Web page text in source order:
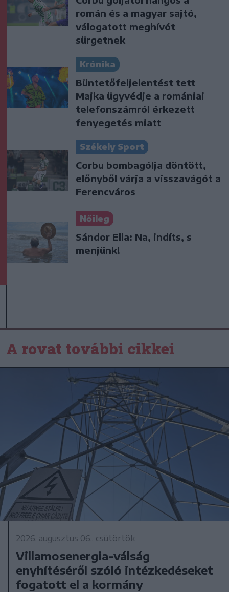
román és a magyar sajtó,
válogatott meghívót
sürgetnek
Krónika
Büntetőfeljelentést tett
Majka ügyvédje a romániai
telefonszámról érkezett
fenyegetés miatt
Székely Sport
Corbu bombagólja döntött,
előnyből várja a visszavágót a
Ferencváros
Nőileg
Sándor Ella: Na, indíts, s
menjünk!
A rovat további cikkei
2026. augusztus 06., csütörtök
Villamosenergia-válság
enyhítéséről szóló intézkedéseket
fogatott el a kormány